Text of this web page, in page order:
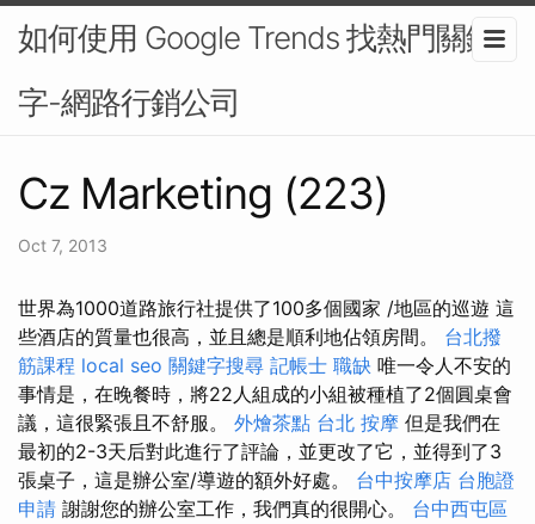
如何使用 Google Trends 找熱門關鍵
字-網路行銷公司
Cz Marketing (223)
Oct 7, 2013
世界為1000道路旅行社提供了100多個國家 /地區的巡遊 這
些酒店的質量也很高，並且總是順利地佔領房間。 台北撥
筋課程 local seo 關鍵字搜尋 記帳士 職缺 唯一令人不安的
事情是，在晚餐時，將22人組成的小組被種植了2個圓桌會
議，這很緊張且不舒服。 外燴茶點 台北 按摩 但是我們在
最初的2-3天后對此進行了評論，並更改了它，並得到了3
張桌子，這是辦公室/導遊的額外好處。 台中按摩店 台胞證
申請 謝謝您的辦公室工作，我們真的很開心。 台中西屯區